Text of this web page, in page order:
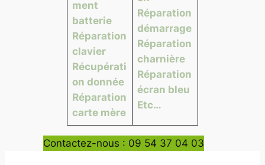
ment
batterie
Réparation
clavier
Récupérati
on donnée
Réparation
carte mère
Réparation
démarrage
Réparation
charnière
Réparation
écran bleu
Etc…
Contactez-nous : 09 54 37 04 03